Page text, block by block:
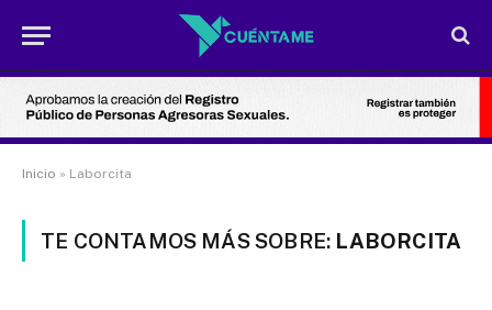
Inicio » Laborcita
TE CONTAMOS MÁS SOBRE: LABORCITA